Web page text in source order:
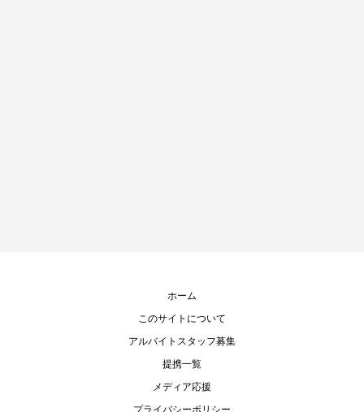
ホーム
このサイトについて
アルバイトスタッフ募集
提携一覧
メディア応援
プライバシーポリシー